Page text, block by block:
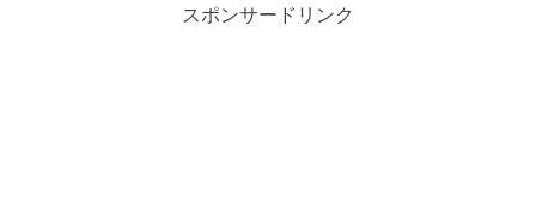
スポンサードリンク